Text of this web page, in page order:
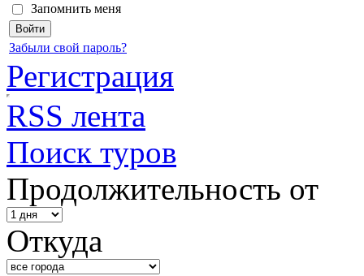
Запомнить меня
Забыли свой пароль?
Регистрация
RSS лента
Поиск туров
Продолжительность от
Откуда